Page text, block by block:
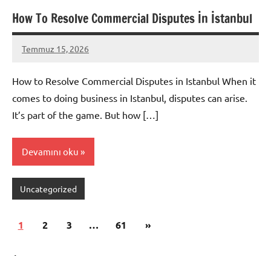
How To Resolve Commercial Disputes İn İstanbul
Temmuz 15, 2026
admin
Yorum
How to Resolve Commercial Disputes in Istanbul When it
comes to doing business in Istanbul, disputes can arise.
It’s part of the game. But how […]
Devamını oku
Uncategorized
Yazı
1 2 3 … 61
Sonraki
»